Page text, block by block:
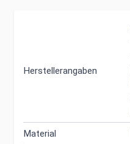
Herstellerangaben
Material